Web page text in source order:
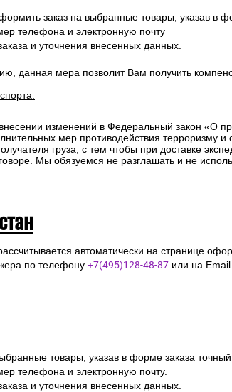
заказ на выбранные товары, указав в
телефона и электронную почту
и уточнения внесенных данных.
данная мера позволит Вам получить
изменений в Федеральный закон «О
мер противодействия терроризму
груза, с тем чтобы при доставке
Мы обязуемся не разглашать и не
автоматически на странице
по телефону +7(495)128-48-87 или на
товары, указав в форме заказа
телефона и электронную почту.
и уточнения внесенных данных.